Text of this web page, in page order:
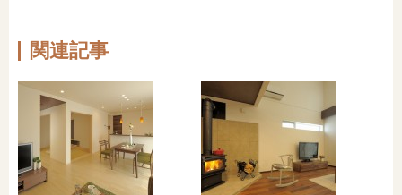
関連記事